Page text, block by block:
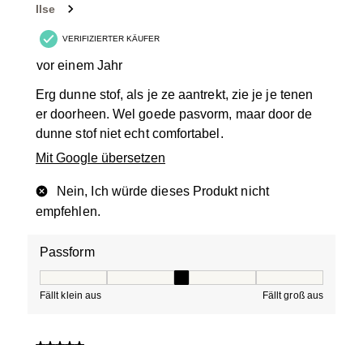
Ilse
VERIFIZIERTER KÄUFER
vor einem Jahr
Erg dunne stof, als je ze aantrekt, zie je je tenen
er doorheen. Wel goede pasvorm, maar door de
dunne stof niet echt comfortabel.
Mit Google übersetzen
Nein, Ich würde dieses Produkt nicht
empfehlen.
Passform
Fällt klein aus Fällt groß aus